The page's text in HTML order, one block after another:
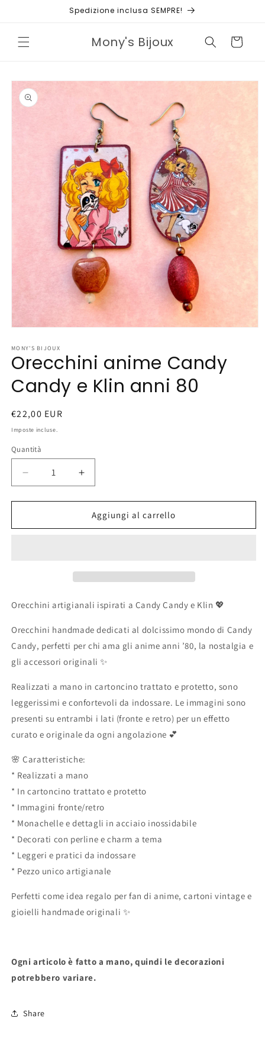
Spedizione inclusa SEMPRE!
Mony's Bijoux Carrello
Passa alle
informazioni
sul prodotto
multimediali
1
in
modale
MONY'S BIJOUX
Orecchini anime Candy
Candy e Klin anni 80
Prezzo
di
€22,00 EUR
Imposte incluse.
Quantità
Diminuisci
quantità
per
anime
80
Aumenta
quantità
per
Orecchini
anime
80
Aggiungi al carrello
Orecchini artigianali ispirati a Candy Candy e Klin 💖
Orecchini handmade dedicati al dolcissimo mondo di Candy
Candy, perfetti per chi ama gli anime anni ’80, la nostalgia e
gli accessori originali ✨
Realizzati a mano in cartoncino trattato e protetto, sono
leggerissimi e confortevoli da indossare. Le immagini sono
presenti su entrambi i lati (fronte e retro) per un effetto
curato e originale da ogni angolazione 💕
🌸 Caratteristiche:
* Realizzati a mano
* In cartoncino trattato e protetto
* Immagini fronte/retro
* Monachelle e dettagli in acciaio inossidabile
* Decorati con perline e charm a tema
* Leggeri e pratici da indossare
* Pezzo unico artigianale
Perfetti come idea regalo per fan di anime, cartoni vintage e
gioielli handmade originali ✨
Ogni articolo è fatto a mano, quindi le decorazioni
potrebbero variare.
Share